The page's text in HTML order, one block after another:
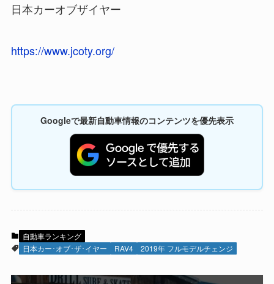
日本カーオブザイヤー
https://www.jcoty.org/
Googleで最新自動車情報のコンテンツを優先表示
自動車ランキング
日本カー･オブ･ザ･イヤー
RAV4 2019年 フルモデルチェンジ